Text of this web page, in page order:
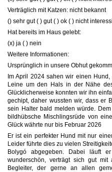
Verträglich mit Katzen: nicht bekannt
() sehr gut ( ) gut ( ) ok ( ) nicht
Hat bereits im Haus gelebt:
(x) ja ( ) nein
Weitere Informationen:
Ursprünglich in unsere Obhut
Im April 2024 sahen wir einen
Leine um den Hals in der Nähe
Glücklicherweise konnten wir ihn
gechipt, daher wussten wir, dass er
sein Halter bald melden würde.
bildhübsche Mischlingsrüde von
Glück währte nur bis Februar 2026
Er ist ein perfekter Hund mit nur
Leider führte dies zu vielen
Bolygó abgegeben. Dabei läuft
wunderschön, verträgt sich gut
Begleiter, der gerne an allen